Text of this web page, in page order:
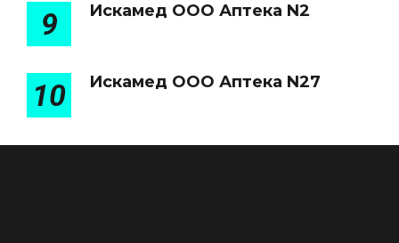
9 Искамед ООО Аптека N2
10 Искамед ООО Аптека N27